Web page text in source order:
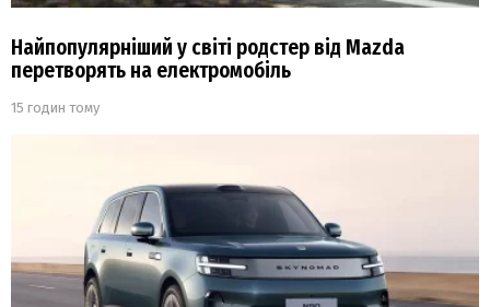
Найпопулярніший у світі родстер від Mazda
перетворять на електромобіль
15 годин тому